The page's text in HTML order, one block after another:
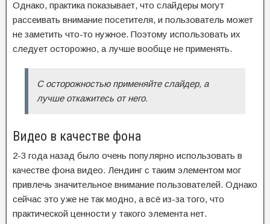
Однако, практика показывает, что слайдеры могут
рассеивать внимание посетителя, и пользователь может
не заметить что-то нужное. Поэтому использовать их
следует осторожно, а лучше вообще не применять.
С осторожностью применяйте слайдер, а
лучше откажитесь от него.
Видео в качестве фона
2-3 года назад было очень популярно использовать в
качестве фона видео. Лендинг с таким элементом мог
привлечь значительное внимание пользователей. Однако
сейчас это уже не так модно, а всё из-за того, что
практической ценности у такого элемента нет.